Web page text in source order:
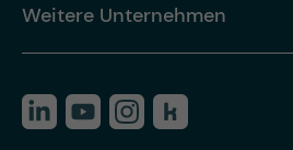
Weitere Unternehmen